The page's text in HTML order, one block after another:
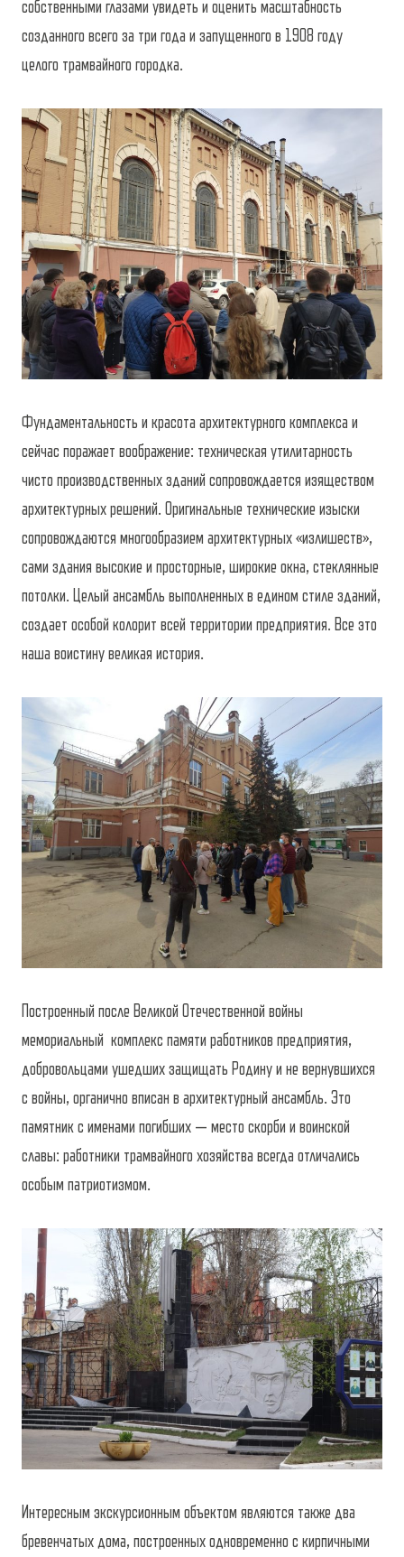
собственными глазами увидеть и оценить масштабность
созданного всего за три года и запущенного в 1908 году
целого трамвайного городка.
Фундаментальность и красота архитектурного комплекса и
сейчас поражает воображение: техническая утилитарность
чисто производственных зданий сопровождается изяществом
архитектурных решений. Оригинальные технические изыски
сопровождаются многообразием архитектурных «излишеств»,
сами здания высокие и просторные, широкие окна, стеклянные
потолки. Целый ансамбль выполненных в едином стиле зданий,
создает особой колорит всей территории предприятия. Все это
наша воистину великая история.
Построенный после Великой Отечественной войны
мемориальный комплекс памяти работников предприятия,
добровольцами ушедших защищать Родину и не вернувшихся
с войны, органично вписан в архитектурный ансамбль. Это
памятник с именами погибших — место скорби и воинской
славы: работники трамвайного хозяйства всегда отличались
особым патриотизмом.
Интересным экскурсионным объектом являются также два
бревенчатых дома, построенных одновременно с кирпичными